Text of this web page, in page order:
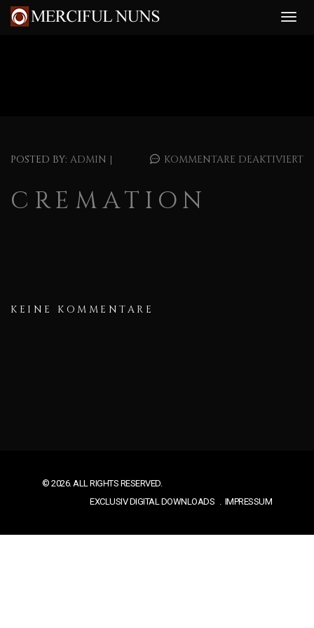
POSTED BY: ADMIN | KOMMENTARE DEAKTIVIERT
CREMATION
KEINE KOMMENTARE
© 2026. ALL RIGHTS RESERVED.
EXCLUSIV DIGITAL DOWNLOADS
IMPRESSUM